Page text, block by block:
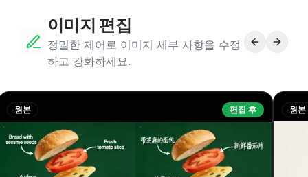
이미지 편집
정밀한 제어로 이미지 세부 사항을 수정
하고 강화하세요.
원본 편집 후 원본